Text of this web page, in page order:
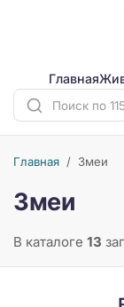
Главная
Главная / Змеи
Змеи
В каталоге 13